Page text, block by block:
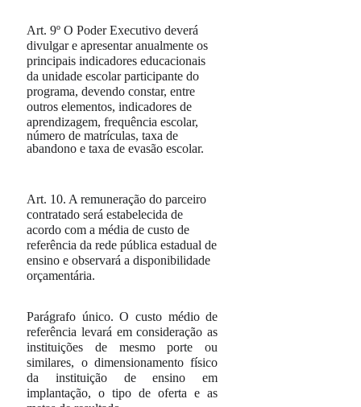
Art. 9º O Poder Executivo deverá
divulgar e apresentar anualmente os
principais indicadores educacionais
da unidade escolar participante do
programa, devendo constar, entre
outros elementos, indicadores de
aprendizagem, frequênciaescolar,
número de matrículas, taxa de
abandono e taxa de evasão escolar.
Art. 10. A remuneração do parceiro
contratado será estabelecida de
acordo com a média de custo de
referência da rede pública estadual de
ensino e observará a disponibilidade
orçamentária.
Parágrafo único. O custo médio de
referência levará em consideração as
instituições de mesmo porte ou
similares, o dimensionamento físico
da instituição de ensino em
implantação, o tipo de oferta e as